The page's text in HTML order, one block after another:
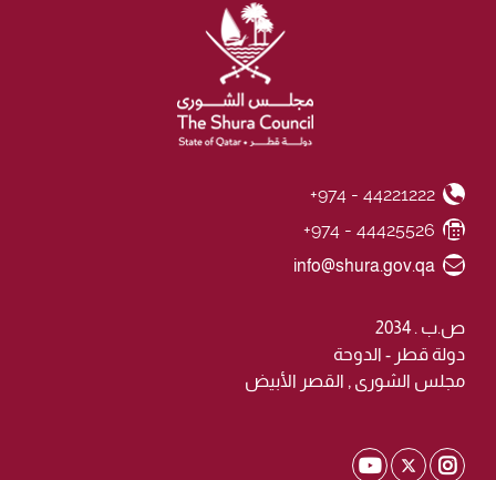
Phone Number
+974 - 44221222
Fax Number
+974 - 44425526
Email ID
info@shura.gov.qa
ص.ب . 2034
دولة قطر - الدوحة
مجلس الشورى , القصر الأبيض
Shura Instagram
Shura Twitter
Shura Youtube